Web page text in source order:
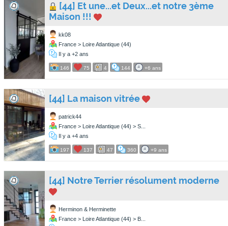
[44] Et une...et Deux...et notre 3ème
Maison !!!
kk08
France > Loire Atlantique (44)
Il y a +2 ans
146 75 4 144 +6 ans
[44] La maison vitrée
patrick44
France > Loire Atlantique (44) > S...
Il y a +4 ans
197 137 47 360 +9 ans
[44] Notre Terrier résolument moderne
Herminon & Herminette
France > Loire Atlantique (44) > B...